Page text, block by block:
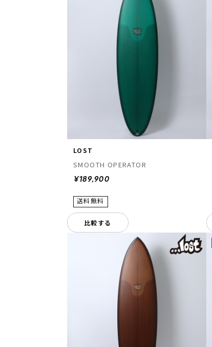
LOST
SMOOTH OPERATOR
¥189,900
比較する